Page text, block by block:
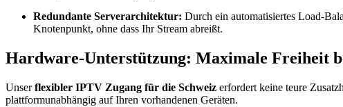
Redundante Serverarchitektur: Durch ein automatisiertes Load-
Knotenpunkt, ohne dass Ihr Stream abreißt.
Hardware-Unterstützung: Maximale Freiheit
Unserflexibler IPTV Zugang für die Schweiz erfordert keine teure
plattformunabhängig auf Ihren vorhandenen Geräten.